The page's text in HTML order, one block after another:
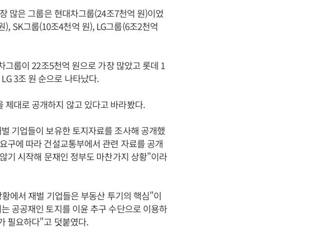
많은 그룹은 현대차그룹(24조7천억 원)이었
SK그룹(10조4천억 원), LG그룹(6조2천억
룹이 22조5천억 원으로 가장 많았고 롯데 1
3조 원 순으로 나타났다.
대로 공개하지 않고 있다고 바라봤다.
기업들이 보유한 토지자료를 조사해 공개했
구에 따라 건설교통부에서 관련 자료를 공개
기 시작해 문재인 정부도 마찬가지 상황"이라
에서 재벌 기업들은 부동산 투기의 핵심"이
공공재인 토지를 이윤 추구 수단으로 이용하
필요하다"고 덧붙였다.